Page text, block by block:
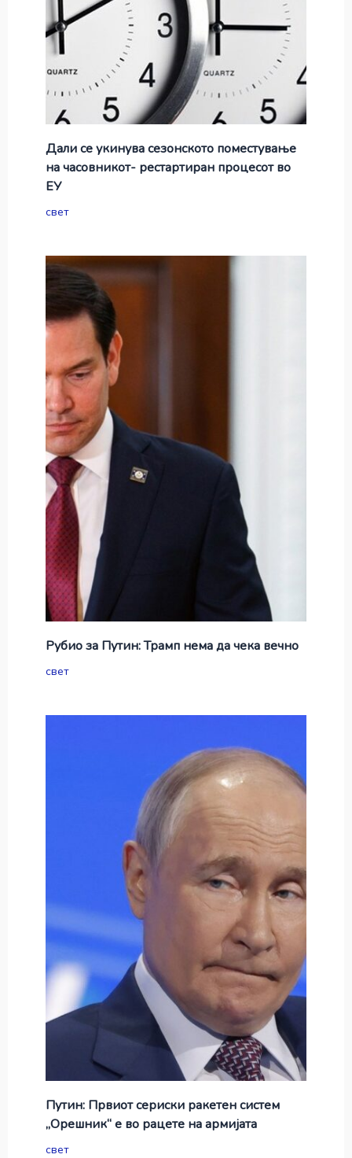
Дали се укинува сезонското поместување
на часовникот- рестартиран процесот во
ЕУ
свет
Рубио за Путин: Трамп нема да чека вечно
свет
Путин: Првиот сериски ракетен систем
„Орешник“ е во рацете на армијата
свет